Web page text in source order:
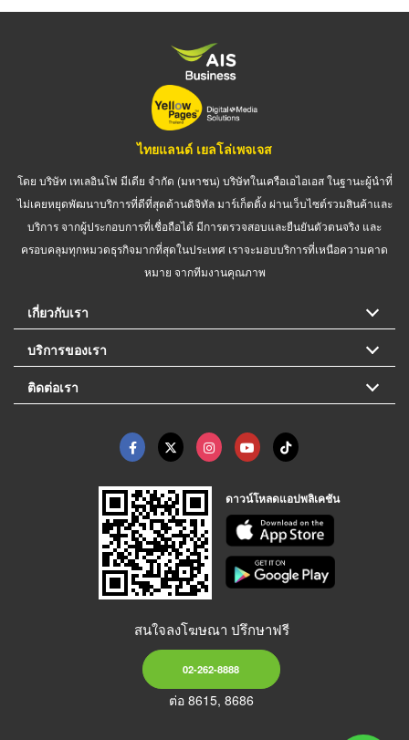
ไทยแลนด์ เยลโล่เพจเจส
โดย บริษัท เทเลอินโฟ มีเดีย จำกัด (มหาชน) บริษัทในเครือเอไอเอส ในฐานะผู้นำที่
ไม่เคยหยุดพัฒนาบริการที่ดีที่สุดด้านดิจิทัล มาร์เก็ตติ้ง ผ่านเว็บไซต์รวมสินค้าและ
บริการ จากผู้ประกอบการที่เชื่อถือได้ มีการตรวจสอบและยืนยันตัวตนจริง และ
ครอบคลุมทุกหมวดธุรกิจมากที่สุดในประเทศ เราจะมอบบริการที่เหนือความคาด
หมาย จากทีมงานคุณภาพ
เกี่ยวกับเรา
บริการของเรา
ติดต่อเรา
ดาวน์โหลดแอปพลิเคชัน
สนใจลงโฆษณา ปรึกษาฟรี
02-262-8888
ต่อ 8615, 8686